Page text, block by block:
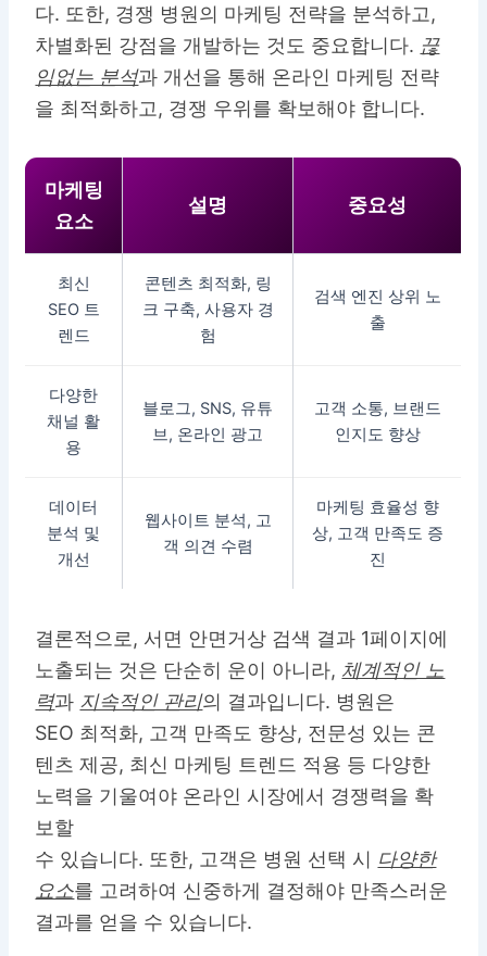
다. 또한, 경쟁 병원의 마케팅 전략을 분석하고,
차별화된 강점을 개발하는 것도 중요합니다. 끊
임없는 분석과 개선을 통해 온라인 마케팅 전략
을 최적화하고, 경쟁 우위를 확보해야 합니다.
마케팅
요소
설명 중요성
최신
SEO 트
렌드
콘텐츠 최적화, 링
크 구축, 사용자 경
험
검색 엔진 상위 노
출
다양한
채널 활
용
블로그, SNS, 유튜
브, 온라인 광고
고객 소통, 브랜드
인지도 향상
데이터
분석 및
개선
웹사이트 분석, 고
객 의견 수렴
마케팅 효율성 향
상, 고객 만족도 증
진
결론적으로, 서면 안면거상 검색 결과 1페이지에
노출되는 것은 단순히 운이 아니라, 체계적인 노
력과 지속적인 관리의 결과입니다. 병원은
SEO 최적화, 고객 만족도 향상, 전문성 있는 콘
텐츠 제공, 최신 마케팅 트렌드 적용 등 다양한
노력을 기울여야 온라인 시장에서 경쟁력을 확
보할
수 있습니다. 또한, 고객은 병원 선택 시 다양한
요소를 고려하여 신중하게 결정해야 만족스러운
결과를 얻을 수 있습니다.